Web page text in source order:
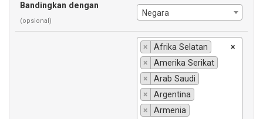
Bandingkan dengan
(opsional)
Negara
×
×
Afrika Selatan
×
Amerika Serikat
×
Arab Saudi
×
Argentina
×
Armenia